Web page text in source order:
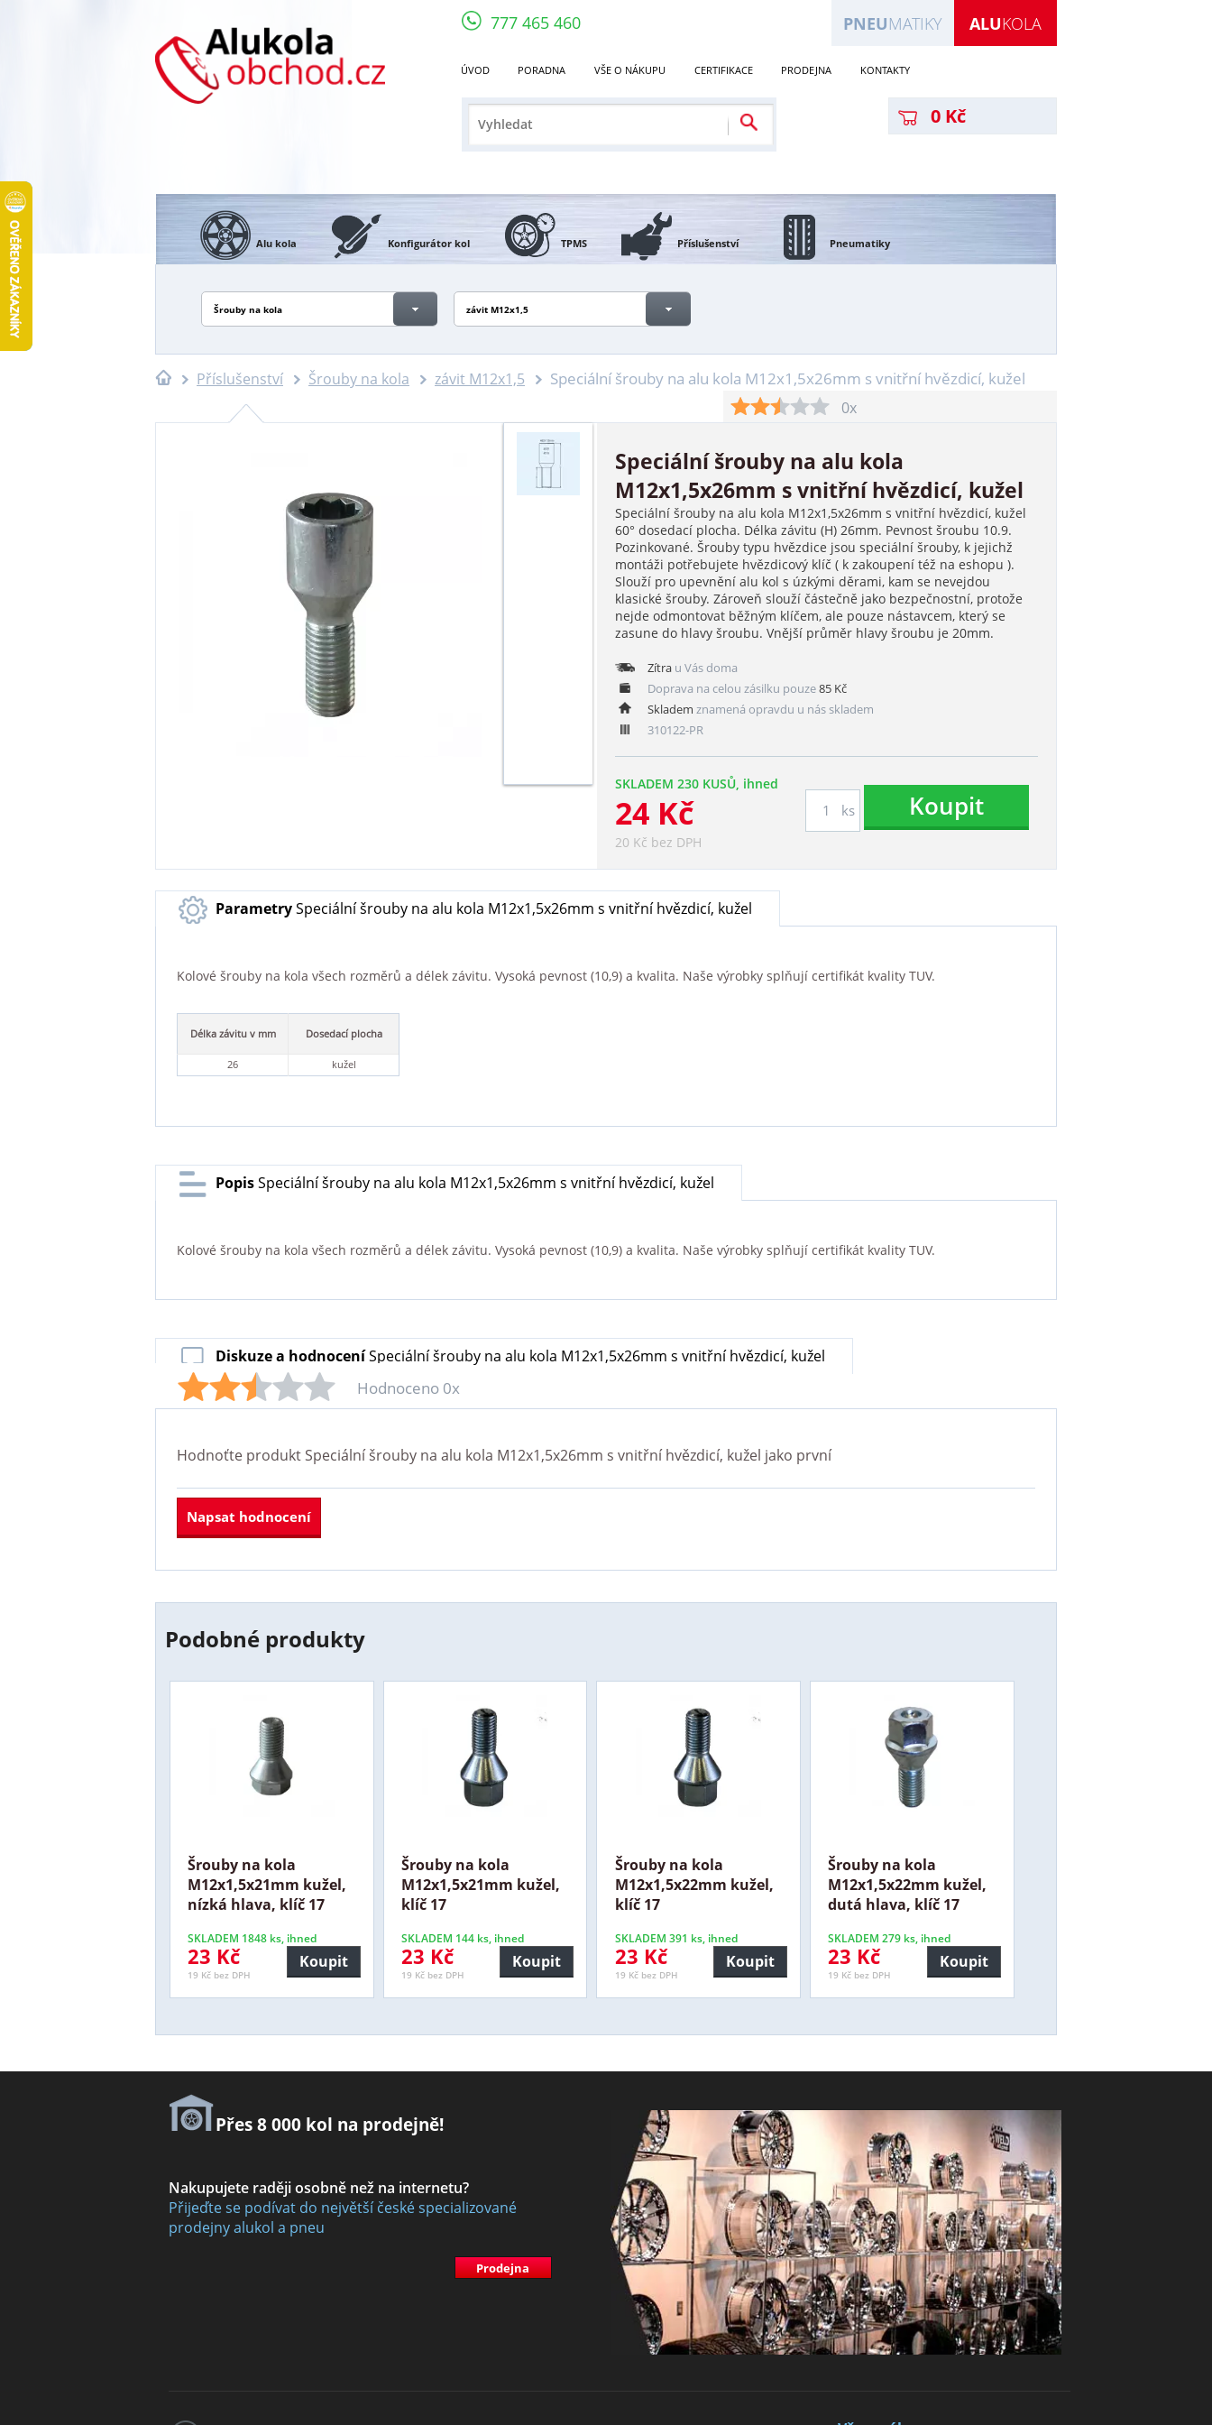
777 465 460 ALUKOLA
PNEUMATIKY
ÚVOD PORADNA VŠE O NÁKUPU CERTIFIKACE PRODEJNA KONTAKTY
0 Kč
Alu kola Konfigurátor kol TPMS Příslušenství Pneumatiky
Šrouby na kola závit M12x1,5
Příslušenství Šrouby na kola závit M12x1,5 Speciální šrouby na alu kola M12x1,5x26mm s vnitřní hvězdicí, kužel
0x
Speciální šrouby na alu kola
M12x1,5x26mm s vnitřní hvězdicí, kužel
Speciální šrouby na alu kola M12x1,5x26mm s vnitřní hvězdicí, kužel
60° dosedací plocha. Délka závitu (H) 26mm. Pevnost šroubu 10.9.
Pozinkované. Šrouby typu hvězdice jsou speciální šrouby, k jejichž
montáži potřebujete hvězdicový klíč ( k zakoupení též na eshopu ).
Slouží pro upevnění alu kol s úzkými děrami, kam se nevejdou
klasické šrouby. Zároveň slouží částečně jako bezpečnostní, protože
nejde odmontovat běžným klíčem, ale pouze nástavcem, který se
zasune do hlavy šroubu. Vnější průměr hlavy šroubu je 20mm.
Zítra u Vás doma
Doprava na celou zásilku pouze85 Kč
Skladem znamená opravdu u nás skladem
310122-PR
SKLADEM 230 KUSŮ, ihned
24 Kč
20 Kč bez DPH
ks Koupit
ParametrySpeciální šrouby na alu kola M12x1,5x26mm s vnitřní hvězdicí, kužel
Kolové šrouby na kola všech rozměrů a délek závitu. Vysoká pevnost (10,9) a kvalita. Naše výrobky splňují certifikát kvality TUV.
Délka závitu v mm Dosedací plocha
26 kužel
PopisSpeciální šrouby na alu kola M12x1,5x26mm s vnitřní hvězdicí, kužel
Kolové šrouby na kola všech rozměrů a délek závitu. Vysoká pevnost (10,9) a kvalita. Naše výrobky splňují certifikát kvality TUV.
Diskuze a hodnoceníSpeciální šrouby na alu kola M12x1,5x26mm s vnitřní hvězdicí, kužel
Hodnoceno 0x
Hodnoťte produktSpeciální šrouby na alu kola M12x1,5x26mm s vnitřní hvězdicí, kužel jako první
Napsat hodnocení
Podobné produkty
Šrouby na kola
M12x1,5x21mm kužel,
nízká hlava, klíč 17
SKLADEM 1848 ks, ihned
23 Kč
19 Kč bez DPH
Koupit
Šrouby na kola
M12x1,5x21mm kužel,
klíč 17
SKLADEM 144 ks, ihned
23 Kč
19 Kč bez DPH
Koupit
Šrouby na kola
M12x1,5x22mm kužel,
klíč 17
SKLADEM 391 ks, ihned
23 Kč
19 Kč bez DPH
Koupit
Šrouby na kola
M12x1,5x22mm kužel,
dutá hlava, klíč 17
SKLADEM 279 ks, ihned
23 Kč
19 Kč bez DPH
Koupit
Přes 8 000 kol na prodejně!
Nakupujete raději osobně než na internetu?
Přijeďte se podívat do největší české specializované
prodejny alukol a pneu
Prodejna